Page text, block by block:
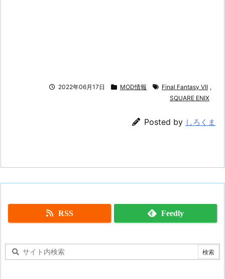
2022年06月17日 MOD情報 Final Fantasy VII ,
SQUARE ENIX
Posted by しろくま
RSS Feedly